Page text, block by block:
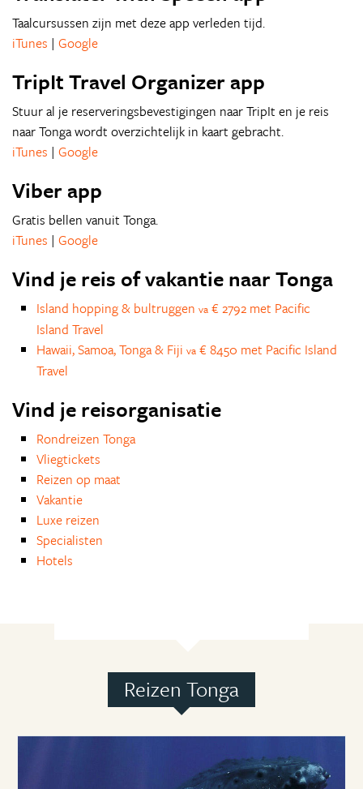
Taalcursussen zijn met deze app verleden tijd.
iTunes | Google
TripIt Travel Organizer app
Stuur al je reserveringsbevestigingen naar TripIt en je reis
naar Tonga wordt overzichtelijk in kaart gebracht.
iTunes | Google
Viber app
Gratis bellen vanuit Tonga.
iTunes | Google
Vind je reis of vakantie naar Tonga
Island hopping & bultruggen va € 2792 met Pacific
Island Travel
Hawaii, Samoa, Tonga & Fiji va € 8450 met Pacific Island
Travel
Vind je reisorganisatie
Rondreizen Tonga
Vliegtickets
Reizen op maat
Vakantie
Luxe reizen
Specialisten
Hotels
Reizen Tonga